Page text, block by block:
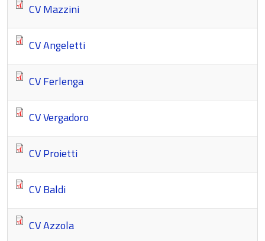
CV Mazzini
CV Angeletti
CV Ferlenga
CV Vergadoro
CV Proietti
CV Baldi
CV Azzola